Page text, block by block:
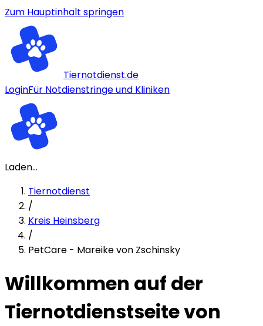
Zum Hauptinhalt springen
Tiernotdienst.de
LoginFür Notdienstringe und Kliniken
Laden...
Tiernotdienst
/
Kreis Heinsberg
/
PetCare - Mareike von Zschinsky
Willkommen auf der
Tiernotdienstseite von